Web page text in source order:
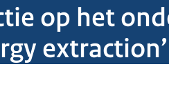
op het
extraction’